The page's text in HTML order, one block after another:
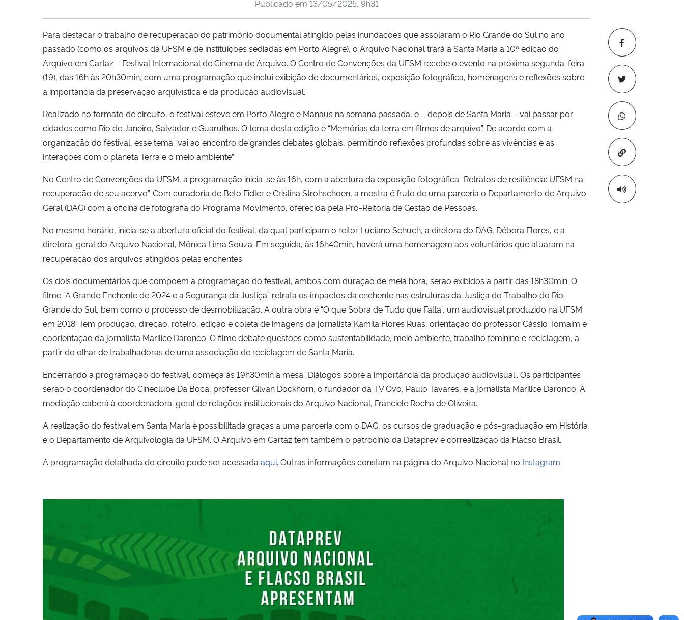
Copiar para
Publicado em 13/05/2025, 9h31
Para destacar o trabalho de recuperação do patrimônio documental atingido pelas inundações que assolaram o Rio Grande do Sul no ano
passado (como os arquivos da UFSM e de instituições sediadas em Porto Alegre), o Arquivo Nacional trará a Santa Maria a 10º edição do
Arquivo em Cartaz – Festival Internacional de Cinema de Arquivo. O Centro de Convenções da UFSM recebe o evento na próxima segunda-feira
(19), das 16h às 20h30min, com uma programação que inclui exibição de documentários, exposição fotográfica, homenagens e reflexões sobre
a importância da preservação arquivística e da produção audiovisual.
Realizado no formato de circuito, o festival esteve em Porto Alegre e Manaus na semana passada, e – depois de Santa Maria – vai passar por
cidades como Rio de Janeiro, Salvador e Guarulhos. O tema desta edição é “Memórias da terra em filmes de arquivo”. De acordo com a
organização do festival, esse tema “vai ao encontro de grandes debates globais, permitindo reflexões profundas sobre as vivências e as
interações com o planeta Terra e o meio ambiente”.
No Centro de Convenções da UFSM, a programação inicia-se às 16h, com a abertura da exposição fotográfica “Retratos de resiliência: UFSM na
recuperação de seu acervo”. Com curadoria de Beto Fidler e Cristina Strohschoen, a mostra é fruto de uma parceria o Departamento de Arquivo
Geral (DAG) com a oficina de fotografia do Programa Movimento, oferecida pela Pró-Reitoria de Gestão de Pessoas.
No mesmo horário, inicia-se a abertura oficial do festival, da qual participam o reitor Luciano Schuch, a diretora do DAG, Débora Flores, e a
diretora-geral do Arquivo Nacional, Mônica Lima Souza. Em seguida, às 16h40min, haverá uma homenagem aos voluntários que atuaram na
recuperação dos arquivos atingidos pelas enchentes.
Os dois documentários que compõem a programação do festival, ambos com duração de meia hora, serão exibidos a partir das 18h30min. O
filme “A Grande Enchente de 2024 e a Segurança da Justiça” retrata os impactos da enchente nas estruturas da Justiça do Trabalho do Rio
Grande do Sul, bem como o processo de desmobilização. A outra obra é “O que Sobra de Tudo que Falta”, um audiovisual produzido na UFSM
em 2018. Tem produção, direção, roteiro, edição e coleta de imagens da jornalista Kamila Flores Ruas, orientação do professor Cássio Tomaim e
coorientação da jornalista Marilice Daronco. O filme debate questões como sustentabilidade, meio ambiente, trabalho feminino e reciclagem, a
partir do olhar de trabalhadoras de uma associação de reciclagem de Santa Maria.
Encerrando a programação do festival, começa às 19h30min a mesa “Diálogos sobre a importância da produção audiovisual”. Os participantes
serão o coordenador do Cineclube Da Boca, professor Gilvan Dockhorn, o fundador da TV Ovo, Paulo Tavares, e a jornalista Marilice Daronco. A
mediação caberá à coordenadora-geral de relações institucionais do Arquivo Nacional, Franciele Rocha de Oliveira.
A realização do festival em Santa Maria é possibilitada graças a uma parceria com o DAG, os cursos de graduação e pós-graduação em História
e o Departamento de Arquivologia da UFSM. O Arquivo em Cartaz tem também o patrocínio da Dataprev e correalização da Flacso Brasil.
A programação detalhada do circuito pode ser acessada aqui. Outras informações constam na página do Arquivo Nacional no Instagram.